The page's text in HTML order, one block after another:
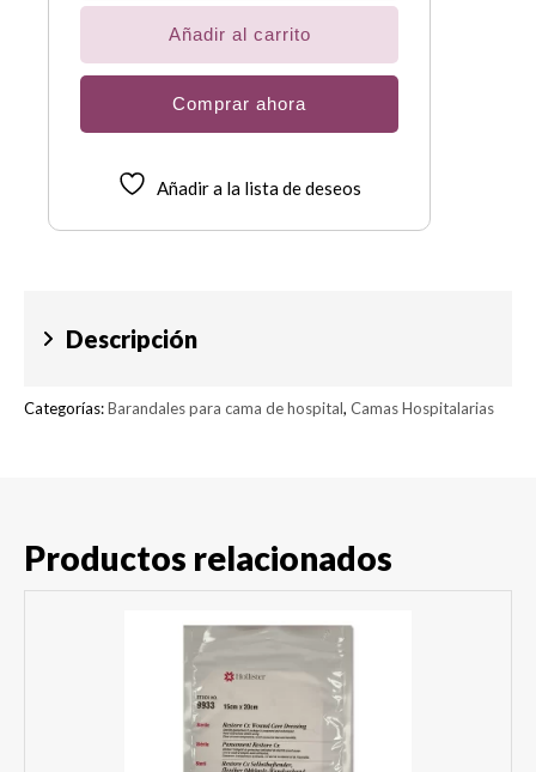
con
organizadorAñadir al carrito
Comprar ahora
Añadir a la lista de deseos
Descripción
Categorías:Barandales para cama de hospital, Camas Hospitalarias
Productos relacionados